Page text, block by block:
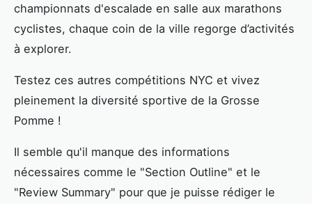
championnats d'escalade en salle aux marathons
cyclistes, chaque coin de la ville regorge d’activités
à explorer.
Testez ces autres compétitions NYC et vivez
pleinement la diversité sportive de la Grosse
Pomme !
Il semble qu'il manque des informations
nécessaires comme le "Section Outline" et le
"Review Summary" pour que je puisse rédiger le